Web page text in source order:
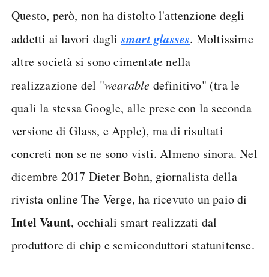
Questo, però, non ha distolto l'attenzione degli
addetti ai lavori daglismart glasses. Moltissime
altre società si sono cimentate nella
realizzazione del "wearable definitivo" (tra le
quali la stessa Google, alle prese con la seconda
versione di Glass, e Apple), ma di risultati
concreti non se ne sono visti. Almeno sinora. Nel
dicembre 2017 Dieter Bohn, giornalista della
rivista online The Verge, ha ricevuto un paio di
Intel Vaunt, occhiali smart realizzati dal
produttore di chip e semiconduttori statunitense.